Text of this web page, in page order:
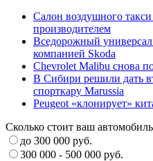
Салон воздушного
производителем
Вседорожный универсал
компанией Skoda
Chevrolet Malibu снова
В Сибири решили дать
спорткару Marussia
Peugeot «клонирует»
Сколько стоит ваш
до 300 000 руб.
300 000 - 500 000 руб.